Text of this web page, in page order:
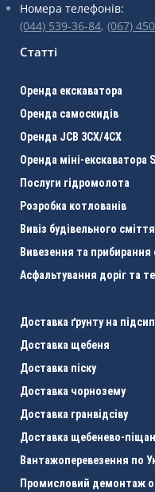
Номера телефонів:
(044) 539-36-84, (067)
Статті
Оренда екскаватора
Оренда самоскидів
Оренда JCB 3CХ/4CX
Оренда міні-екскаватора
Послуги гідромолота
Розробка котлованів
Вивіз будівельного сміття
Вивезення та прибирання
Асфальтування доріг та
Доставка ґрунту на
Доставка щебеня
Доставка піску
Доставка чорнозему
Доставка гранвідсіву
Доставка щебенево-
Вантажоперевезення по
Промисловий демонтаж